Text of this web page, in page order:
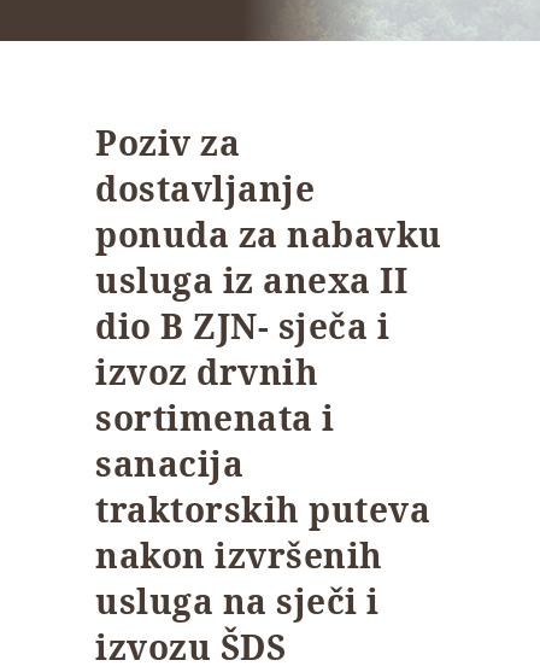
Poziv za
dostavljanje
ponuda za nabavku
usluga iz anexa II
dio B ZJN- sječa i
izvoz drvnih
sortimenata i
sanacija
traktorskih puteva
nakon izvršenih
usluga na sječi i
izvozu ŠDS